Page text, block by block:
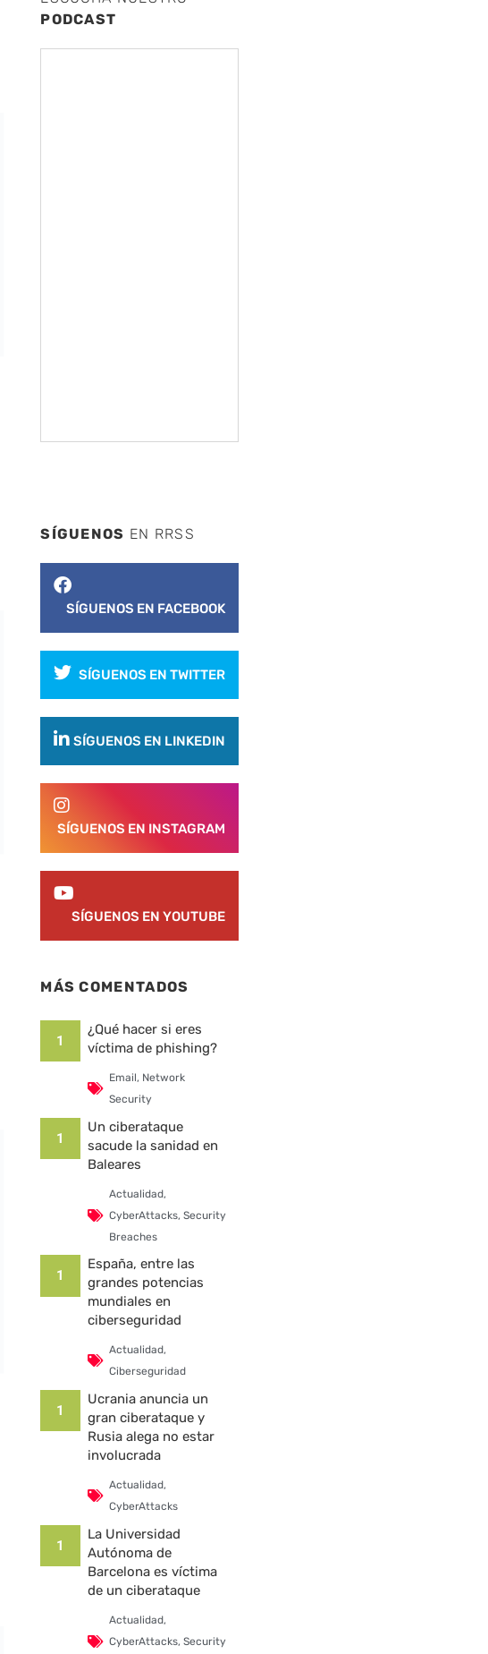
PODCAST
SÍGUENOS EN RRSS
SÍGUENOS EN FACEBOOK
SÍGUENOS EN TWITTER
SÍGUENOS EN LINKEDIN
SÍGUENOS EN INSTAGRAM
SÍGUENOS EN YOUTUBE
MÁS COMENTADOS
1
¿Qué hacer si eres
víctima de phishing?
Email, Network
Security
1
Un ciberataque
sacude la sanidad en
Baleares
Actualidad,
CyberAttacks,Security
Breaches
1
España, entre las
grandes potencias
mundiales en
ciberseguridad
Actualidad,
Ciberseguridad
1
Ucrania anuncia un
gran ciberataque y
Rusia alega no estar
involucrada
Actualidad,
CyberAttacks
1
La Universidad
Autónoma de
Barcelona es víctima
de un ciberataque
Actualidad,
CyberAttacks,Security